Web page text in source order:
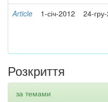
Article 1-січ-2012 24-
Розкриття
за темами